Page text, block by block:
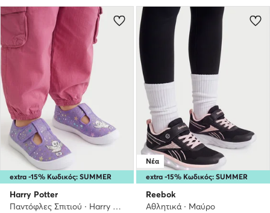
extra -15% Κωδικός: SUMMER
Harry Potter
Παντόφλες Σπιτιού · Harry Potter · Μωβ
extra -15% Κωδικός: SUMMER
Νέα
Reebok
Αθλητικά · Μαύρο